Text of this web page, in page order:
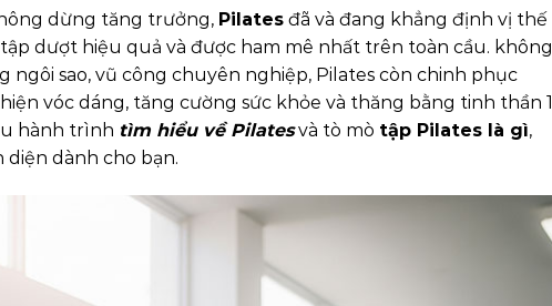
dừng tăng trưởng, Pilates đã và đang khẳng định vị thế
dượt hiệu quả và được ham mê nhất trên toàn cầu. không
ngôi sao, vũ công chuyên nghiệp, Pilates còn chinh phục
vóc dáng, tăng cường sức khỏe và thăng bằng tinh thần 1
hành trình tìm hiểu về Pilatesvà tò mò tập Pilates là gì,
diện dành cho bạn.